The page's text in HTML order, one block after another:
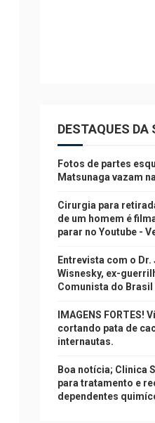
DESTAQUES DA
Fotos de partes
Matsunaga vazam
Cirurgia para
de um homem é
parar no Youtube -
Entrevista com o
Wisnesky, ex-
Comunista do
IMAGENS FORTES!
cortando pata de
internautas.
Boa notícia; Clinica
para tratamento e
dependentes